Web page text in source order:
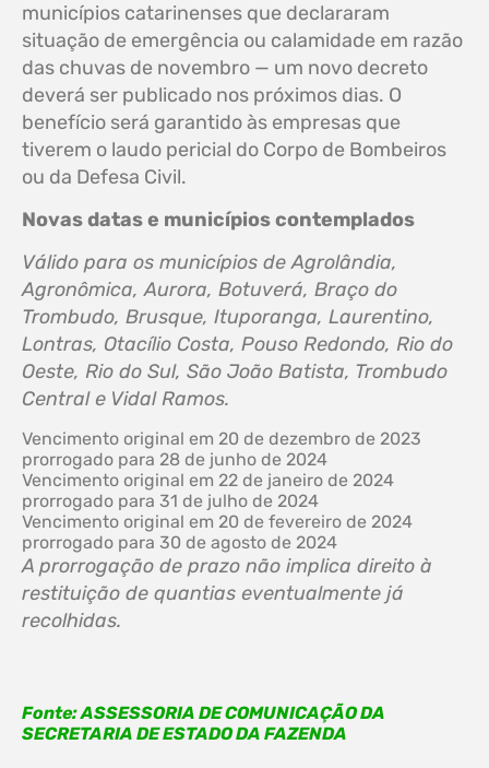
municípios catarinenses que declararam
situação de emergência ou calamidade em razão
das chuvas de novembro — um novo decreto
deverá ser publicado nos próximos dias. O
benefício será garantido às empresas que
tiverem o laudo pericial do Corpo de Bombeiros
ou da Defesa Civil.
Novas datas e municípios contemplados
Válido para os municípios de Agrolândia,
Agronômica, Aurora, Botuverá, Braço do
Trombudo, Brusque, Ituporanga, Laurentino,
Lontras, Otacílio Costa, Pouso Redondo, Rio do
Oeste, Rio do Sul, São João Batista, Trombudo
Central e Vidal Ramos.
Vencimento original em 20 de dezembro de 2023
prorrogado para 28 de junho de 2024
Vencimento original em 22 de janeiro de 2024
prorrogado para 31 de julho de 2024
Vencimento original em 20 de fevereiro de 2024
prorrogado para 30 de agosto de 2024
A prorrogação de prazo não implica direito à
restituição de quantias eventualmente já
recolhidas.
Fonte: ASSESSORIA DE COMUNICAÇÃO DA
SECRETARIA DE ESTADO DA FAZENDA